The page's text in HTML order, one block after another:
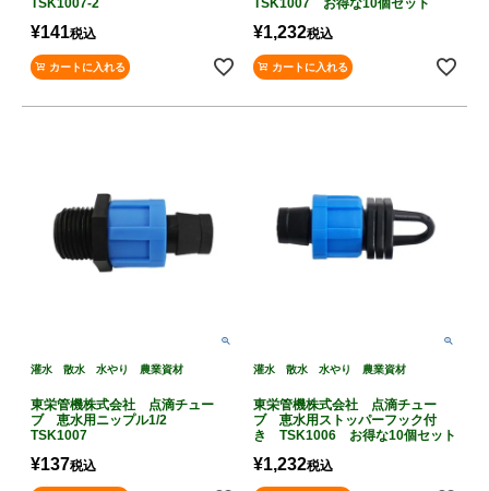
¥141税込
カートに入れる
¥1,232税込
カートに入れる
灌水 散水 水やり 農業資材
東栄管機株式会社 点滴チュー
ブ 恵水用ニップル1/2
TSK1007
¥137税込
灌水 散水 水やり 農業資材
東栄管機株式会社 点滴チュー
ブ 恵水用ストッパーフック付
き TSK1006 お得な10個セット
¥1,232税込